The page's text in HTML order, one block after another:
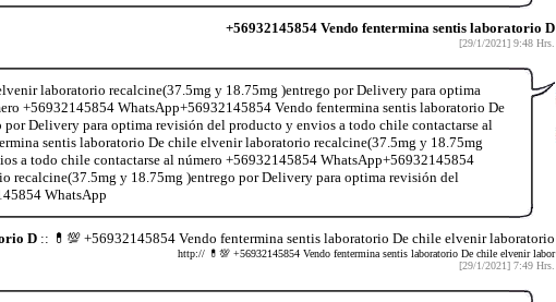
+56932145854 Vendo fentermina sentis laboratorio D
[29/1/2021] 9:48 Hrs.
laboratorio recalcine(37.5mg y 18.75mg )entrego por Delivery para optima
+56932145854 WhatsApp+56932145854 Vendo fentermina sentis laboratorio De
Delivery para optima revisión del producto y envios a todo chile contactarse al
sentis laboratorio De chile elvenir laboratorio recalcine(37.5mg y 18.75mg
a todo chile contactarse al número +56932145854 WhatsApp+56932145854
recalcine(37.5mg y 18.75mg )entrego por Delivery para optima revisión del
WhatsApp
D:: 💊💯 +56932145854 Vendo fentermina sentis laboratorio De chile elvenir laboratorio
http:// 💊💯 +56932145854 Vendo fentermina sentis laboratorio De chile elvenir labor
[29/1/2021] 7:49 Hrs.